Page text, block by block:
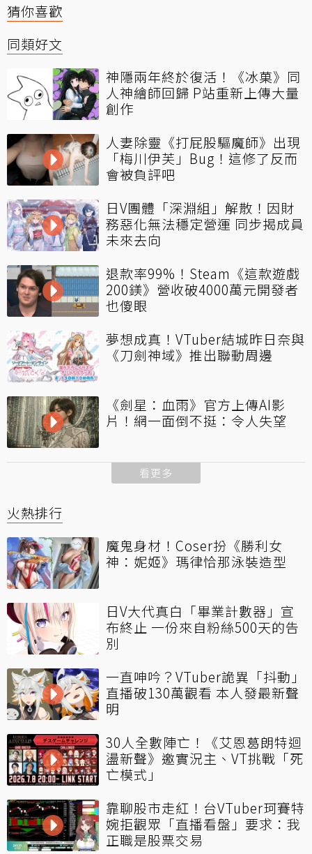
猜你喜歡
同類好文
神隱兩年終於復活！《冰菓》同
人神繪師回歸 P站重新上傳大量
創作
人妻除靈《打屁股驅魔師》出現
「梅川伊芙」Bug！這修了反而
會被負評吧
日V團體「深淵組」解散！因財
務惡化無法穩定營運 同步揭成員
未來去向
退款率99%！Steam《這款遊戲
200鎂》營收破4000萬元開發者
也傻眼
夢想成真！VTuber結城昨日奈與
《刀劍神域》推出聯動周邊
《劍星：血雨》官方上傳AI影
片！網一面倒不挺：令人失望
看更多
火熱排行
魔鬼身材！Coser扮《勝利女
神：妮姬》瑪律恰那泳裝造型
日V大代真白「畢業計數器」宣
布終止 一份來自粉絲500天的告
別
一直呻吟？VTuber詭異「抖動」
直播破130萬觀看 本人發最新聲
明
30人全數陣亡！《艾恩葛朗特迴
盪新聲》邀實況主、VT挑戰「死
亡模式」
靠聊股市走紅！台VTuber珂賽特
婉拒觀眾「直播看盤」要求：我
正職是股票交易